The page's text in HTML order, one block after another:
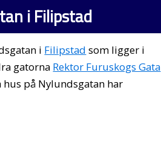
i Filipstad
i Filipstad som ligger i
gatorna Rektor Furuskogs Gata
hus på Nylundsgatan har